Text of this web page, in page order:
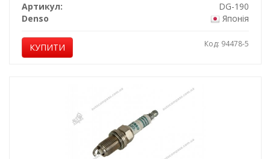
Артикул:
DG-190
Denso
Японія
КУПИТИ Код: 94478-5